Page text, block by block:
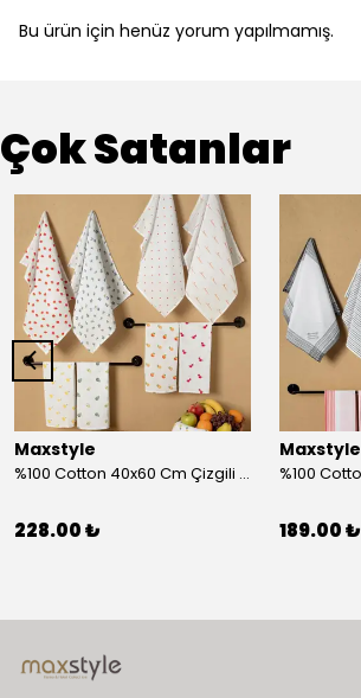
Bu ürün için henüz yorum yapılmamış.
Çok Satanlar
Maxstyle
%100 Cotton 40x60 Cm Çizgili Peştemal Kurulama Bezi 2 Li Set
228.00 ₺
Maxstyle
189.00 ₺